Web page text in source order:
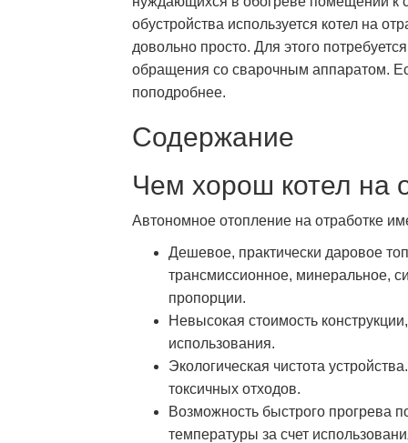
обустройства используется котел на
довольно просто. Для этого
обращения со сварочным аппаратом.
поподробнее.
Содержание
Чем хорош котел на
Автономное отопление на отработке
Дешевое, практически даровое
трансмиссионное, минеральное,
пропорции.
Невысокая стоимость
использования.
Экологическая чистота
токсичных отходов.
Возможность быстрого прогрева
температуры за счет